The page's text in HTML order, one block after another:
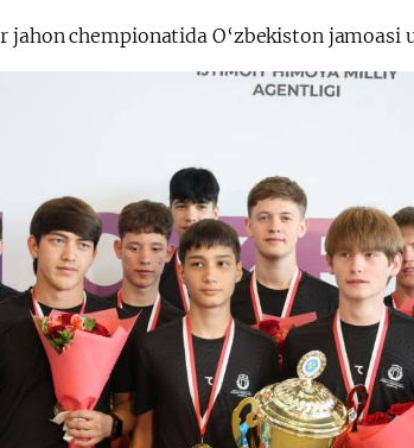
chempionatida O‘zbekiston jamoasi